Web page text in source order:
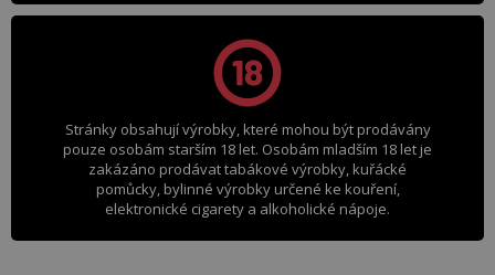
Stránky obsahují výrobky, které mohou být prodávány
pouze osobám starším 18 let. Osobám mladším 18 let je
zakázáno prodávat tabákové výrobky, kuřácké
pomůcky, bylinné výrobky určené ke kouření,
elektronické cigarety a alkoholické nápoje.